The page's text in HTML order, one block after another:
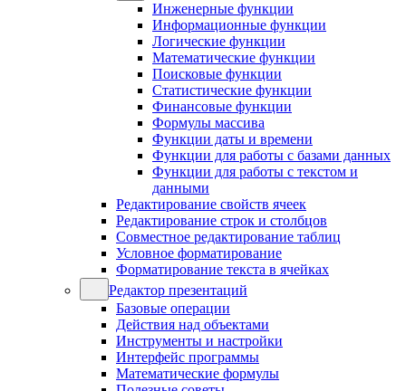
Инженерные функции
Информационные функции
Логические функции
Математические функции
Поисковые функции
Статистические функции
Финансовые функции
Формулы массива
Функции даты и времени
Функции для работы с базами данных
Функции для работы с текстом и
данными
Редактирование свойств ячеек
Редактирование строк и столбцов
Совместное редактирование таблиц
Условное форматирование
Форматирование текста в ячейках
Редактор презентаций
Базовые операции
Действия над объектами
Инструменты и настройки
Интерфейс программы
Математические формулы